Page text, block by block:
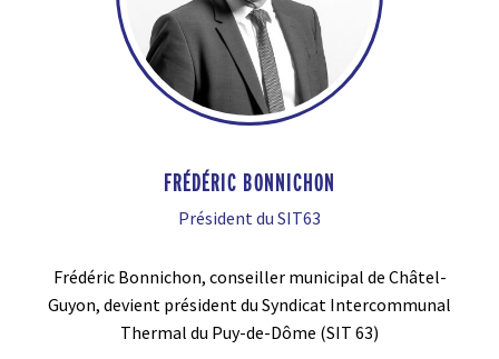
FRÉDÉRIC BONNICHON
Président du SIT63
Frédéric Bonnichon, conseiller municipal de Châtel-
Guyon, devient président du Syndicat Intercommunal
Thermal du Puy-de-Dôme (SIT 63)